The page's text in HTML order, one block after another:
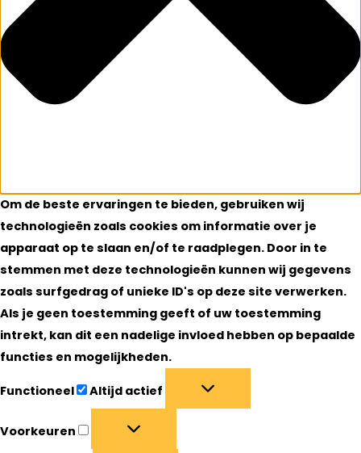
Om de beste ervaringen te bieden, gebruiken wij
technologieën zoals cookies om informatie over je
apparaat op te slaan en/of te raadplegen. Door in te
stemmen met deze technologieën kunnen wij gegevens
zoals surfgedrag of unieke ID's op deze site verwerken.
Als je geen toestemming geeft of uw toestemming
intrekt, kan dit een nadelige invloed hebben op bepaalde
functies en mogelijkheden.
Functioneel Altijd actief
Voorkeuren